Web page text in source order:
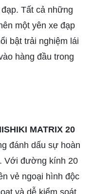
Tất cả những
một yên xe đạp
bật trải nghiệm lái
hàng đầu trong
MATRIX 20
đánh dấu sự hoàn
Với đường kính 20
vẻ ngoại hình độc